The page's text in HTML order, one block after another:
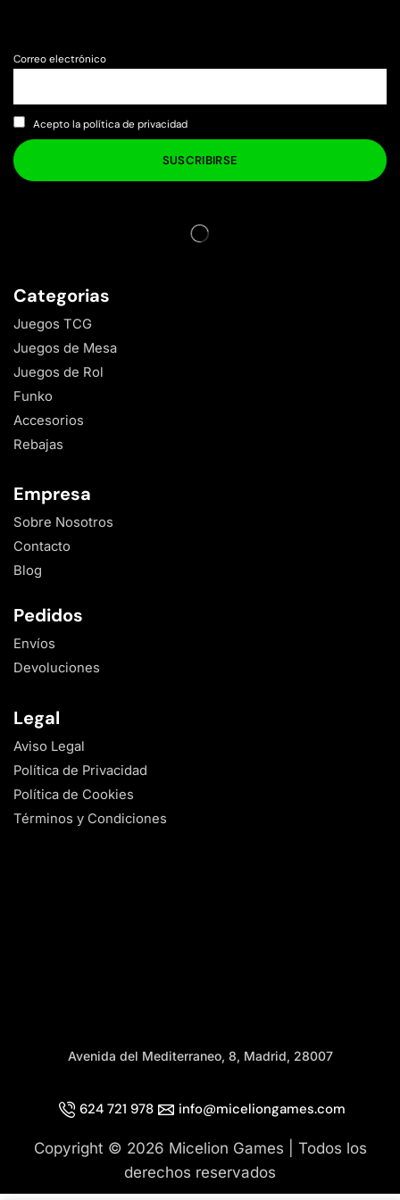
Correo electrónico
Acepto la política de privacidad
Categorias
Juegos TCG
Juegos de Mesa
Juegos de Rol
Funko
Accesorios
Rebajas
Empresa
Sobre Nosotros
Contacto
Blog
Pedidos
Envíos
Devoluciones
Legal
Aviso Legal
Política de Privacidad
Política de Cookies
Términos y Condiciones
Avenida del Mediterraneo, 8, Madrid, 28007
Copyright © 2026 Micelion Games | Todos los
derechos reservados
624 721 978 info@miceliongames.com